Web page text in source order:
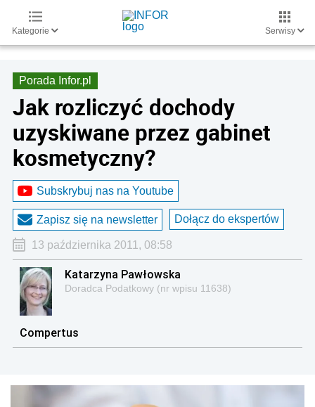
Kategorie Serwisy
Porada Infor.pl
Jak rozliczyć dochody
uzyskiwane przez gabinet
kosmetyczny?
Subskrybuj nas na Youtube
Zapisz się na newsletter Dołącz do ekspertów
13 października 2011, 08:58
Katarzyna Pawłowska
Doradca Podatkowy (nr wpisu 11638)
Compertus